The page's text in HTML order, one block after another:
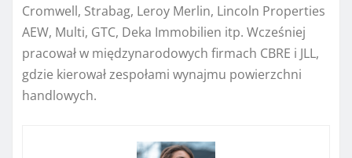
Cromwell, Strabag, Leroy Merlin, Lincoln Properties
AEW, Multi, GTC, Deka Immobilien itp. Wcześniej
pracował w międzynarodowych firmach CBRE i JLL,
gdzie kierował zespołami wynajmu powierzchni
handlowych.